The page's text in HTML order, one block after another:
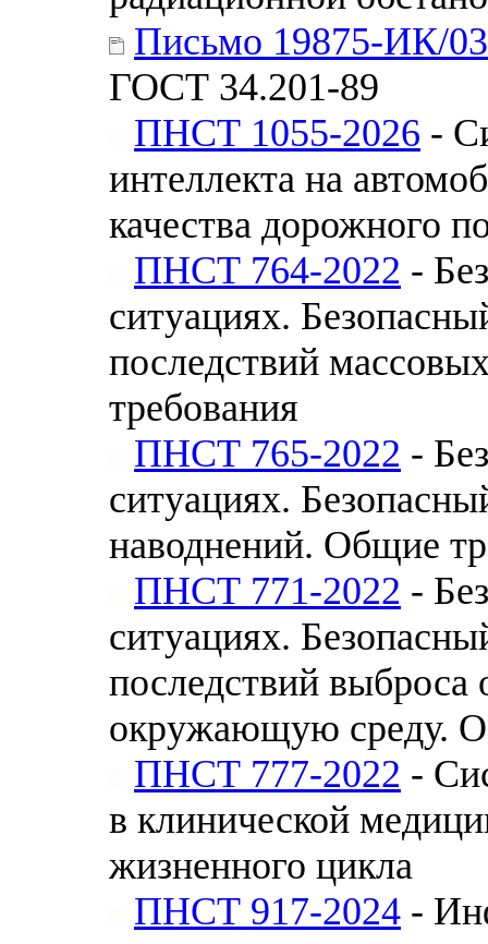
Письмо 19875-ИК/03
ГОСТ 34.201-89
ПНСТ 1055-2026 -
интеллекта на
качества дорожного
ПНСТ 764-2022 -
ситуациях.
последствий
требования
ПНСТ 765-2022 -
ситуациях.
наводнений. Общие
ПНСТ 771-2022 -
ситуациях.
последствий
окружающую среду.
ПНСТ 777-2022 -
в клинической
жизненного цикла
ПНСТ 917-2024 -